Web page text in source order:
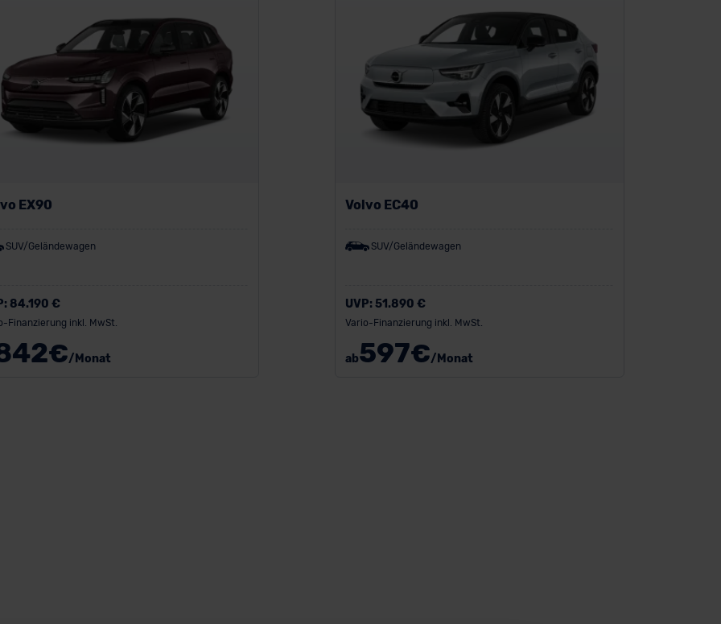
EX90
SUV/Geländewagen
84.190 €
Finanzierung inkl. MwSt.
€/Monat
Volvo EC40
SUV/Geländewagen
UVP:51.890 €
Vario-Finanzierung inkl. MwSt.
ab597€/Monat